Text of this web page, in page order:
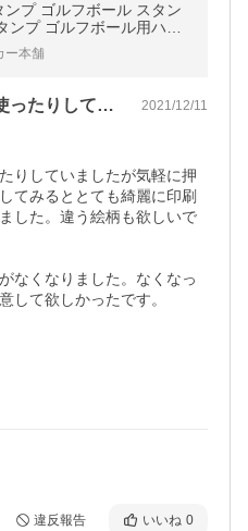
ンプ ゴルフボール スタン
ンプ ゴルフボール用ハン
タンプ マーク マーキン
y4
ー本舗
以前は名前のスタンプを使ったりしていま… 2021/12/11
りしていましたが気軽に押
てみるととても綺麗に印刷
した。違う絵柄も欲しいで
なくなりました。なくなっ
違反報告 いいね 0